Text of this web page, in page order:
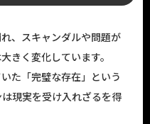
、スキャンダルや問題が
きく変化しています。
た「完璧な存在」という
現実を受け入れざるを得